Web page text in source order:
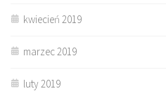
kwiecień 2019
marzec 2019
luty 2019